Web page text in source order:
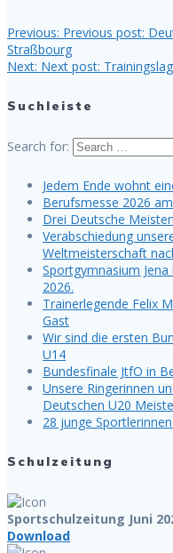
Previous: Previous post:
Straßbourg
Next: Next post:
Suchleiste
Search for:
Jedem Ende wohnt
Berufsmesse 2026
Drei Deutsche
Verabschiedung
Weltmeisterschaft
Sportgymnasium
2026.
Trainerlegende Felix
Gast
Wir sind die ersten
U14
Bundesfinale JtfO in
Unsere Ringerinnen
Deutschen U20
28 junge
Schulzeitung
Sportschulzeitung Juni
Download